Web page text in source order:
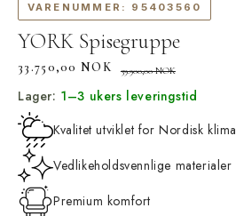
VARENUMMER: 95403560
YORK Spisegruppe
33.750,00 NOK
Vanlig
pris
39.900,00 NOK
Salgspris
Lager: 1–3 ukers leveringstid
Kvalitet utviklet for Nordisk klima
Vedlikeholdsvennlige materialer
Premium komfort